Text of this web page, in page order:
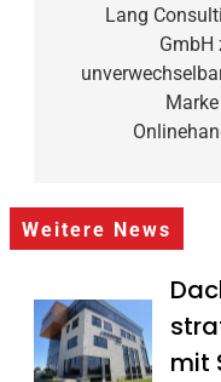
Lang
GmbH
Weitere News
mit